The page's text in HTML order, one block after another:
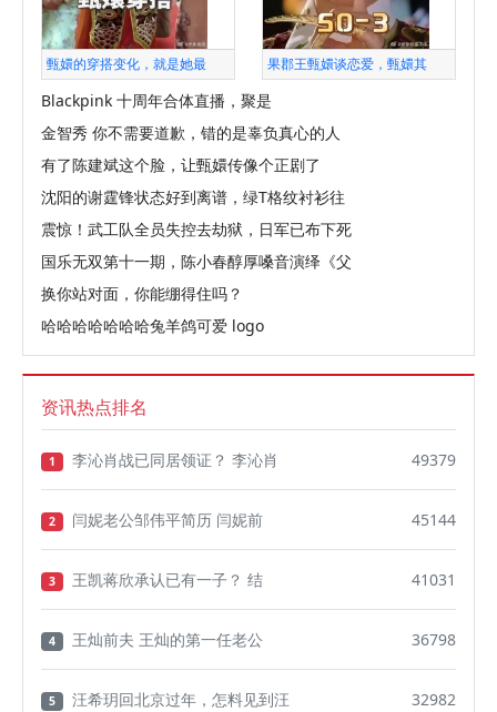
甄嬛的穿搭变化，就是她最 果郡王甄嬛谈恋爱，甄嬛其
Blackpink 十周年合体直播，聚是
金智秀 你不需要道歉，错的是辜负真心的人
有了陈建斌这个脸，让甄嬛传像个正剧了
沈阳的谢霆锋状态好到离谱，绿T格纹衬衫往
震惊！武工队全员失控去劫狱，日军已布下死
国乐无双第十一期，陈小春醇厚嗓音演绎《父
换你站对面，你能绷得住吗？
哈哈哈哈哈哈哈兔羊鸽可爱 logo
资讯热点排名
1 李沁肖战已同居领证？ 李沁肖 49379
2 闫妮老公邹伟平简历 闫妮前 45144
3 王凯蒋欣承认已有一子？ 结 41031
4 王灿前夫 王灿的第一任老公 36798
5 汪希玥回北京过年，怎料见到汪 32982